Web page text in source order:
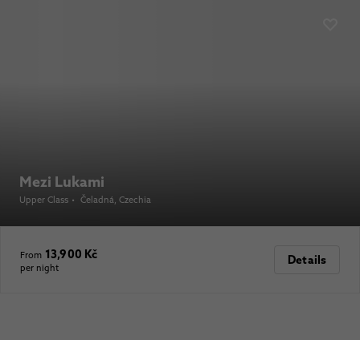
Mezi Lukami
Upper Class • Čeladná, Czechia
From 13,900 Kč
per night
Details